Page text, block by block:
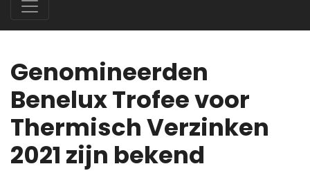
Genomineerden
Benelux Trofee voor
Thermisch Verzinken
2021 zijn bekend